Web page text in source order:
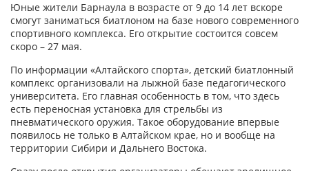
Юные жители Барнаула в возрасте от 9 до 14 лет вскоре
смогут заниматься биатлоном на базе нового современного
спортивного комплекса. Его открытие состоится совсем
скоро – 27 мая.
По информации «Алтайского спорта», детский биатлонный
комплекс организовали на лыжной базе педагогического
университета. Его главная особенность в том, что здесь
есть переносная установка для стрельбы из
пневматического оружия. Такое оборудование впервые
появилось не только в Алтайском крае, но и вообще на
территории Сибири и Дальнего Востока.